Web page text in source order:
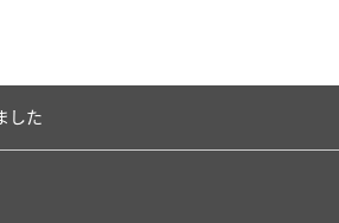
した